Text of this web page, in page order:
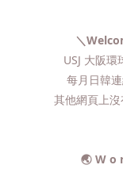
＼
USJ 大阪
每月日韓
其他網頁上
🌏 W o